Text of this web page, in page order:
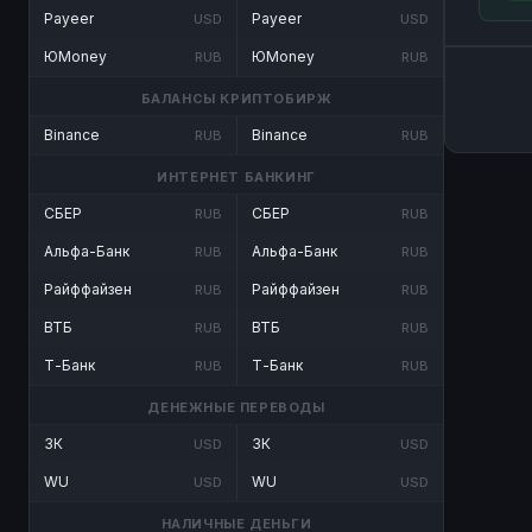
Payeer USD
ЮMoney RUB
Payeer USD
ЮMoney RUB
БАЛАНСЫ КРИПТОБИРЖ
Binance RUB Binance RUB
ИНТЕРНЕТ БАНКИНГ
СБЕР RUB
Альфа-Банк RUB
Райффайзен RUB
ВТБ RUB
Т-Банк RUB
СБЕР RUB
Альфа-Банк RUB
Райффайзен RUB
ВТБ RUB
Т-Банк RUB
ДЕНЕЖНЫЕ ПЕРЕВОДЫ
ЗК USD
WU USD
ЗК USD
WU USD
НАЛИЧНЫЕ ДЕНЬГИ